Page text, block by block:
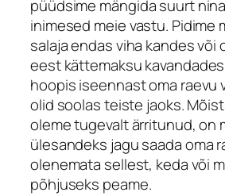
püüdsime mängida suurt
inimesed meie vastu. Pidime
salaja endas viha kandes või
eest kättemaksu
hoopis iseennast oma raevu
olid soolas teiste jaoks.
oleme tugevalt ärritunud, on
ülesandeks jagu saada oma
olenemata sellest, keda või
põhjuseks peame.